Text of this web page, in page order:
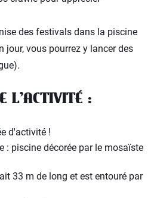
des festivals dans la piscine
jour, vous pourrez y lancer des
L’ACTIVITÉ :
d'activité !
: piscine décorée par le mosaïste
33 m de long et est entouré par